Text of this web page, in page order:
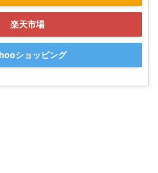
楽天市場
ショッピング